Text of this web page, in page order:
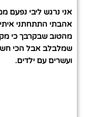
אני נרגש ליבי נפעם
אהבתי התתחתני
מהטוב שבקרבך כי
שמלבלב אבל הכי
ועשרים עם ילדים.